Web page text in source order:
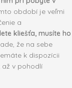
období je veľmi
a
kliešťa, musíte ho
že na sebe
k dispozícii
v pohodlí